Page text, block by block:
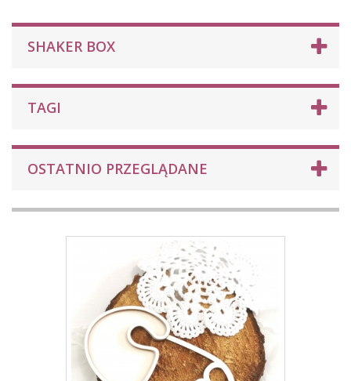
SHAKER BOX
TAGI
OSTATNIO PRZEGLĄDANE